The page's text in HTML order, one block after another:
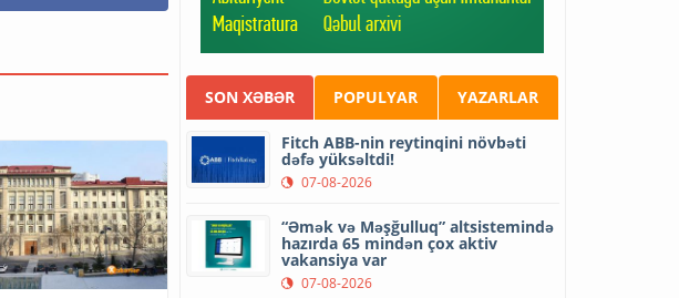
SON XƏBƏR POPULYAR YAZARLAR
Fitch ABB-nin reytinqini növbəti
dəfə yüksəltdi!
07-08-2026
“Əmək və Məşğulluq” altsistemində
hazırda 65 mindən çox aktiv
vakansiya var
07-08-2026